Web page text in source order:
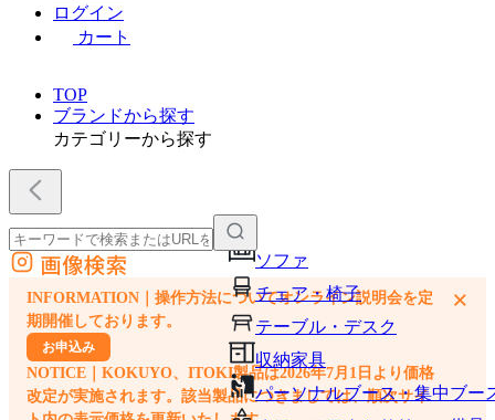
ログイン
カート
TOP
ブランドから探す
カテゴリーから探す
ソファ
チェア・椅子
テーブル・デスク
収納家具
パーソナルブース・集中ブー
外部サイトの商品をカートに追加
他のサイトで見つけた商品ページのURLを貼り付けて、カートに追加できます
画像検索
INFORMATION｜操作方法についてオンライン説明会を定
期開催しております。
お申込み
NOTICE｜KOKUYO、ITOKI製品は2026年7月1日より価格
改定が実施されます。該当製品につきましては、順次サイ
×